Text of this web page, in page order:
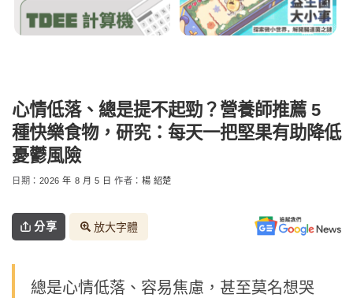
心情低落、總是提不起勁？營養師推薦 5
種快樂食物，研究：每天一把堅果有助降低
憂鬱風險
日期： 2026 年 8 月 5 日 作者： 楊 紹楚
分享 放大字體
總是心情低落、容易焦慮，甚至莫名想哭